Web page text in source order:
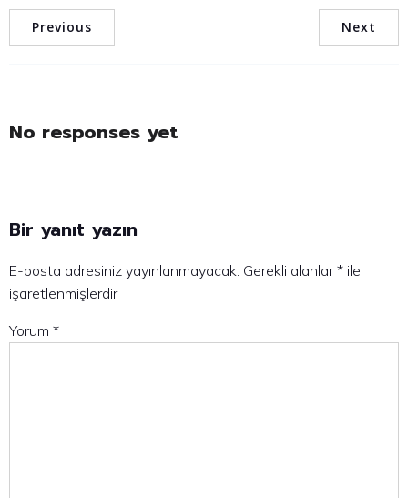
Previous Next
No responses yet
Bir yanıt yazın
E-posta adresiniz yayınlanmayacak. Gerekli alanlar* ile
işaretlenmişlerdir
Yorum *